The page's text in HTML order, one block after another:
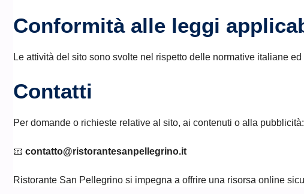
Conformità alle leggi
Le attività del sito sono svolte nel rispetto delle normative italiane
Contatti
Per domande o richieste relative al sito, ai contenuti o alla pubblicità:
📧 contatto@ristorantesanpellegrino.it
Ristorante San Pellegrino si impegna a offrire una risorsa online